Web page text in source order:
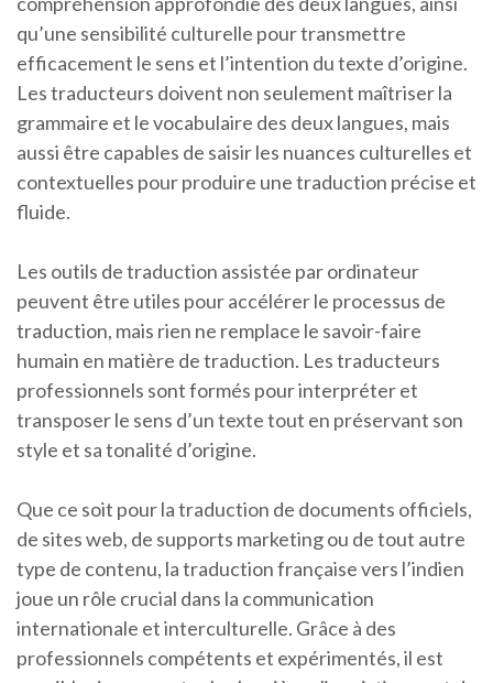
qu’une sensibilité culturelle pour transmettre
efficacement le sens et l’intention du texte d’origine.
Les traducteurs doivent non seulement maîtriser la
grammaire et le vocabulaire des deux langues, mais
aussi être capables de saisir les nuances culturelles et
contextuelles pour produire une traduction précise et
fluide.
Les outils de traduction assistée par ordinateur
peuvent être utiles pour accélérer le processus de
traduction, mais rien ne remplace le savoir-faire
humain en matière de traduction. Les traducteurs
professionnels sont formés pour interpréter et
transposer le sens d’un texte tout en préservant son
style et sa tonalité d’origine.
Que ce soit pour la traduction de documents officiels,
de sites web, de supports marketing ou de tout autre
type de contenu, la traduction française vers l’indien
joue un rôle crucial dans la communication
internationale et interculturelle. Grâce à des
professionnels compétents et expérimentés, il est